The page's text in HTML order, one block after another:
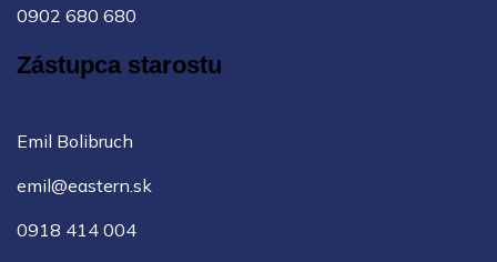
0902 680 680
Zástupca starostu
Emil Bolibruch
emil@eastern.sk
0918 414 004